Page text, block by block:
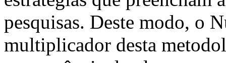
pesquisas. Deste modo, o
multiplicador desta